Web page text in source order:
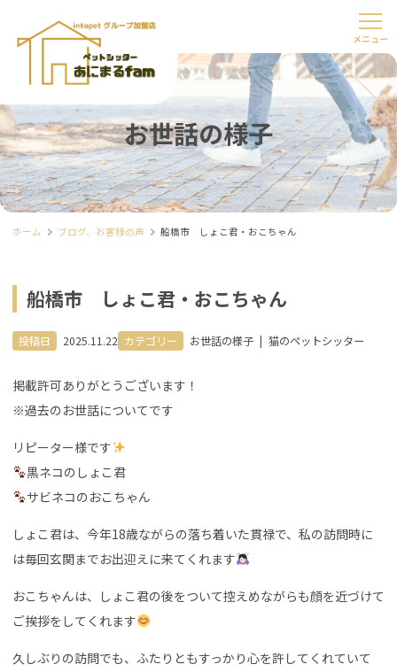
お世話の様子
ホーム ブログ、お客様の声 船橋市 しょこ君・おこちゃん
船橋市 しょこ君・おこちゃん
投稿日 2025.11.22 カテゴリー お世話の様子 | 猫のペットシッター
掲載許可ありがとうございます！
※過去のお世話についてです
リピーター様です
黒ネコのしょこ君
サビネコのおこちゃん
しょこ君は、今年18歳ながらの落ち着いた貫禄で、私の訪問時に
は毎回玄関までお出迎えに来てくれます
おこちゃんは、しょこ君の後をついて控えめながらも顔を近づけて
ご挨拶をしてくれます
久しぶりの訪問でも、ふたりともすっかり心を許してくれていて